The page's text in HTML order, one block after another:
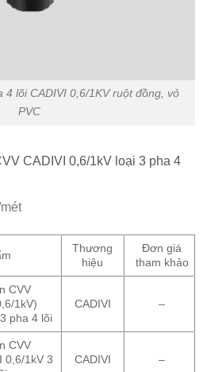
4 lõi CADIVI 0,6/1KV ruột đồng, vỏ
PVC
CADIVI 0,6/1kV loại 3 pha 4
Thương
hiệu
Đơn giá
tham khảo
CVV
1kV)
pha 4 lõi
CADIVI –
CVV
0,6/1kV 3
CADIVI –